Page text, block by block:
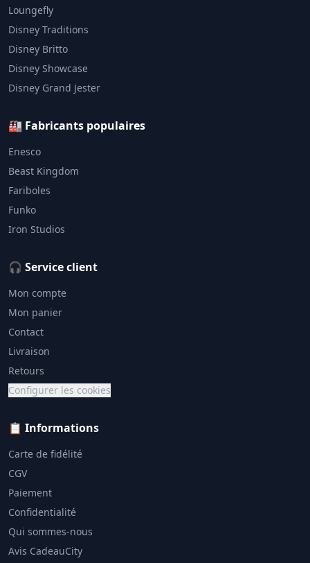
Loungefly
Disney Traditions
Disney Britto
Disney Showcase
Disney Grand Jester
🏭 Fabricants populaires
Enesco
Beast Kingdom
Fariboles
Funko
Iron Studios
🎧 Service client
Mon compte
Mon panier
Contact
Livraison
Retours
Configurer les cookies
📋 Informations
Carte de fidélité
CGV
Paiement
Confidentialité
Qui sommes-nous
Avis CadeauCity